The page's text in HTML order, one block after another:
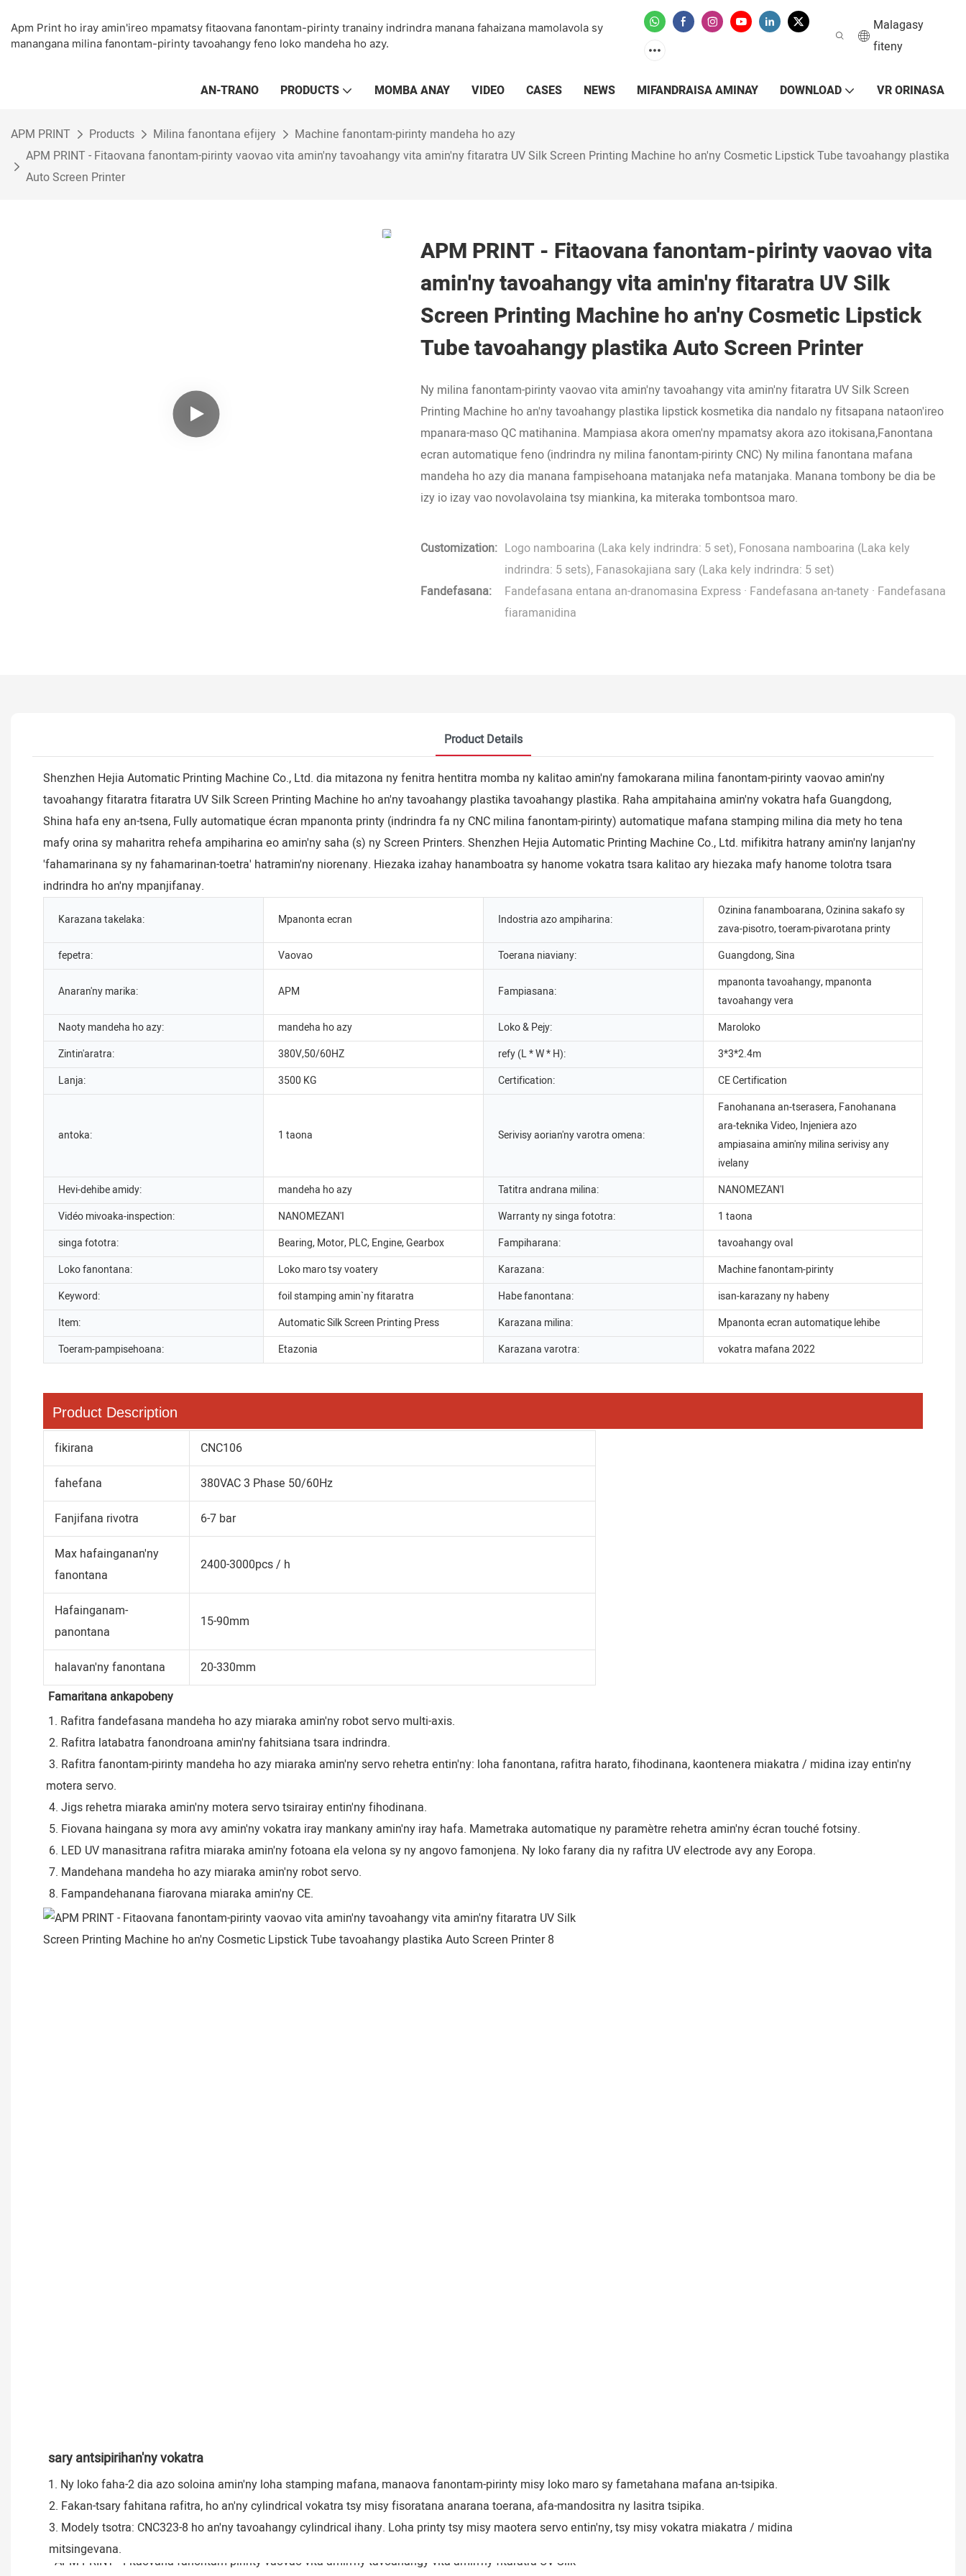
Apm Print ho iray amin'ireo mpamatsy fitaovana fanontam-pirinty tranainy indrindra manana fahaizana mamolavola sy
manangana milina fanontam-pirinty tavoahangy feno loko mandeha ho azy.
Malagasy
fiteny
AN-TRANO PRODUCTS MOMBA ANAY VIDEO CASES NEWS MIFANDRAISA AMINAY DOWNLOAD VR ORINASA
APM PRINT Products Milina fanontana efijery
Machine fanontam-pirinty mandeha ho azy
APM PRINT - Fitaovana fanontam-pirinty vaovao vita amin'ny tavoahangy vita amin'ny fitaratra UV Silk Screen Printing Machine ho an'ny Cosmetic Lipstick Tube tavoahangy plastika
Auto Screen Printer
APM PRINT - Fitaovana fanontam-pirinty vaovao vita
amin'ny tavoahangy vita amin'ny fitaratra UV Silk
Screen Printing Machine ho an'ny Cosmetic Lipstick
Tube tavoahangy plastika Auto Screen Printer
Ny milina fanontam-pirinty vaovao vita amin'ny tavoahangy vita amin'ny fitaratra UV Silk Screen
Printing Machine ho an'ny tavoahangy plastika lipstick kosmetika dia nandalo ny fitsapana nataon'ireo
mpanara-maso QC matihanina. Mampiasa akora omen'ny mpamatsy akora azo itokisana,Fanontana
ecran automatique feno (indrindra ny milina fanontam-pirinty CNC) Ny milina fanontana mafana
mandeha ho azy dia manana fampisehoana matanjaka nefa matanjaka. Manana tombony be dia be
izy io izay vao novolavolaina tsy miankina, ka miteraka tombontsoa maro.
Customization: Logo namboarina (Laka kely indrindra: 5 set), Fonosana namboarina (Laka kely
indrindra: 5 sets), Fanasokajiana sary (Laka kely indrindra: 5 set)
Fandefasana:
Fandefasana entana an-dranomasina Express · Fandefasana an-tanety · Fandefasana
fiaramanidina
Product Details
Shenzhen Hejia Automatic Printing Machine Co., Ltd. dia mitazona ny fenitra hentitra momba ny kalitao amin'ny famokarana milina fanontam-pirinty vaovao amin'ny
tavoahangy fitaratra fitaratra UV Silk Screen Printing Machine ho an'ny tavoahangy plastika tavoahangy plastika. Raha ampitahaina amin'ny vokatra hafa Guangdong,
Shina hafa eny an-tsena, Fully automatique écran mpanonta printy (indrindra fa ny CNC milina fanontam-pirinty) automatique mafana stamping milina dia mety ho tena
mafy orina sy maharitra rehefa ampiharina eo amin'ny saha (s) ny Screen Printers. Shenzhen Hejia Automatic Printing Machine Co., Ltd. mifikitra hatrany amin'ny lanjan'ny
'fahamarinana sy ny fahamarinan-toetra' hatramin'ny niorenany. Hiezaka izahay hanamboatra sy hanome vokatra tsara kalitao ary hiezaka mafy hanome tolotra tsara
indrindra ho an'ny mpanjifanay.
Karazana takelaka: Mpanonta ecran Indostria azo ampiharina:
Ozinina fanamboarana, Ozinina sakafo sy
zava-pisotro, toeram-pivarotana printy
fepetra:
Vaovao Toerana niaviany: Guangdong, Sina
Anaran'ny marika: APM Fampiasana:
mpanonta tavoahangy, mpanonta
tavoahangy vera
Naoty mandeha ho azy:
mandeha ho azy Loko & Pejy:
Maroloko
Zintin'aratra:
380V,50/60HZ refy (L * W * H):
3*3*2.4m
Lanja:
3500 KG Certification: CE Certification
antoka: 1 taona Serivisy aorian'ny varotra omena:
Fanohanana an-tserasera, Fanohanana
ara-teknika Video, Injeniera azo
ampiasaina amin'ny milina serivisy any
ivelany
Hevi-dehibe amidy:
mandeha ho azy Tatitra andrana milina:
NANOMEZAN'I
Vidéo mivoaka-inspection:
NANOMEZAN'I Warranty ny singa fototra:
1 taona
singa fototra:
Bearing, Motor, PLC, Engine, Gearbox Fampiharana:
tavoahangy oval
Loko fanontana:
Loko maro tsy voatery Karazana:
Machine fanontam-pirinty
Keyword:
foil stamping amin`ny fitaratra Habe fanontana:
isan-karazany ny habeny
Item:
Automatic Silk Screen Printing Press Karazana milina:
Mpanonta ecran automatique lehibe
Toeram-pampisehoana:
Etazonia Karazana varotra: vokatra mafana 2022
Product Description
fikirana CNC106
fahefana 380VAC 3 Phase 50/60Hz
Fanjifana rivotra 6-7 bar
Max hafainganan'ny
fanontana
2400-3000pcs / h
Hafainganam-
panontana
15-90mm
halavan'ny fanontana
20-330mm
Famaritana ankapobeny
1. Rafitra fandefasana mandeha ho azy miaraka amin'ny robot servo multi-axis.
2. Rafitra latabatra fanondroana amin'ny fahitsiana tsara indrindra.
motera servo.
4. Jigs rehetra miaraka amin'ny motera servo tsirairay entin'ny fihodinana.
5. Fiovana haingana sy mora avy amin'ny vokatra iray mankany amin'ny iray hafa. Mametraka automatique ny paramètre rehetra amin'ny écran touché fotsiny.
6. LED UV manasitrana rafitra miaraka amin'ny fotoana ela velona sy ny angovo famonjena. Ny loko farany dia ny rafitra UV electrode avy any Eoropa.
7. Mandehana mandeha ho azy miaraka amin'ny robot servo.
8. Fampandehanana fiarovana miaraka amin'ny CE.
sary antsipirihan'ny vokatra
1. Ny loko faha-2 dia azo soloina amin'ny loha stamping mafana, manaova fanontam-pirinty misy loko maro sy fametahana mafana an-tsipika.
2. Fakan-tsary fahitana rafitra, ho an'ny cylindrical vokatra tsy misy fisoratana anarana toerana, afa-mandositra ny lasitra tsipika.
3. Modely tsotra: CNC323-8 ho an'ny tavoahangy cylindrical ihany. Loha printy tsy misy maotera servo entin'ny, tsy misy vokatra miakatra / midina
mitsingevana.